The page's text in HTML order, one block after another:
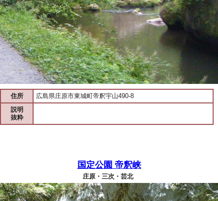
住所
広島県庄原市東城町帝釈宇山490-8
説明
抜粋
国定公園 帝釈峡
庄原・三次・芸北